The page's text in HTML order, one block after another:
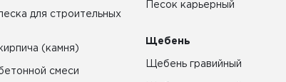
для строительных
(камня)
смеси
Песок карьерный
Щебень
Щебень гравийный